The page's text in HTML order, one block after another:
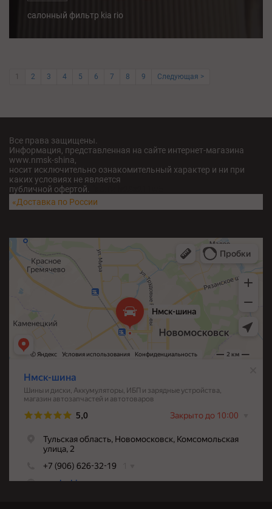
салонный фильтр kia rio
1 2 3 4 5 6 7 8 9 Следующая >
Все права защищены.
Информация, представленная на сайте интернет-магазина
www.nmsk-shina,
носит исключительно ознакомительный характер и ни при
каких условиях не является
публичной офертой.
«Доставка по России